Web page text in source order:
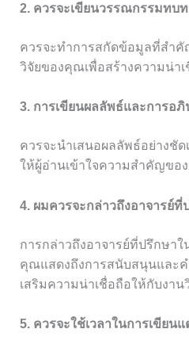
2. ควรจะเขียนวรรณกรรมทบท
ควรจะทำการสกัดข้อมูลที่สำคั
วิจัยของคุณเพื่อสร้างความน่า
3. การเขียนผลลัพธ์และการอภิ
ควรจะนำเสนอผลลัพธ์อย่างชัด
ให้ผู้อ่านเข้าใจความสำคัญขอ
4. ผมควรจะกล่าวถึงอาจารย์
การกล่าวถึงอาจารย์ที่ปรึกษา
คุณแสดงถึงการสนับสนุนและ
เสริมความน่าเชื่อถือให้กับงาน
5. ควรจะใช้เวลาในการเขียน